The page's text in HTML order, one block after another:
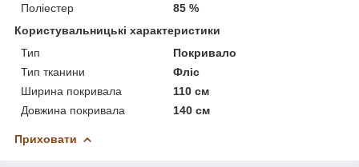
Поліестер
85 %
Користувальницькі характеристики
Тип
Покривало
Тип тканини
Фліс
Ширина покривала
110 см
Довжина покривала
140 см
Приховати